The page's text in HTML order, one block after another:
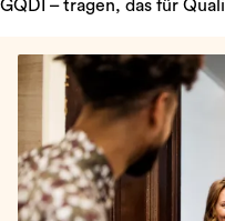
GQDI – tragen, das für